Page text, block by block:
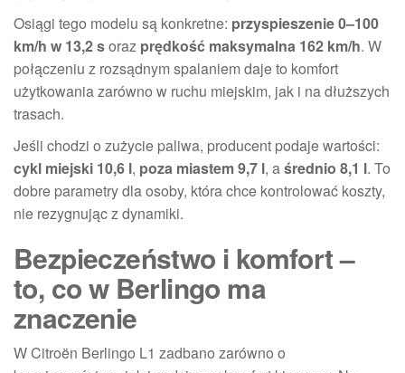
Osiągi tego modelu są konkretne: przyspieszenie 0–100
km/h w 13,2 soraz prędkość maksymalna 162 km/h. W
połączeniu z rozsądnym spalaniem daje to komfort
użytkowania zarówno w ruchu miejskim, jak i na dłuższych
trasach.
Jeśli chodzi o zużycie paliwa, producent podaje wartości:
cykl miejski 10,6 l, poza miastem 9,7 l, aśrednio 8,1 l. To
dobre parametry dla osoby, która chce kontrolować koszty,
nie rezygnując z dynamiki.
Bezpieczeństwo i komfort –
to, co w Berlingo ma
znaczenie
W Citroën Berlingo L1 zadbano zarówno o